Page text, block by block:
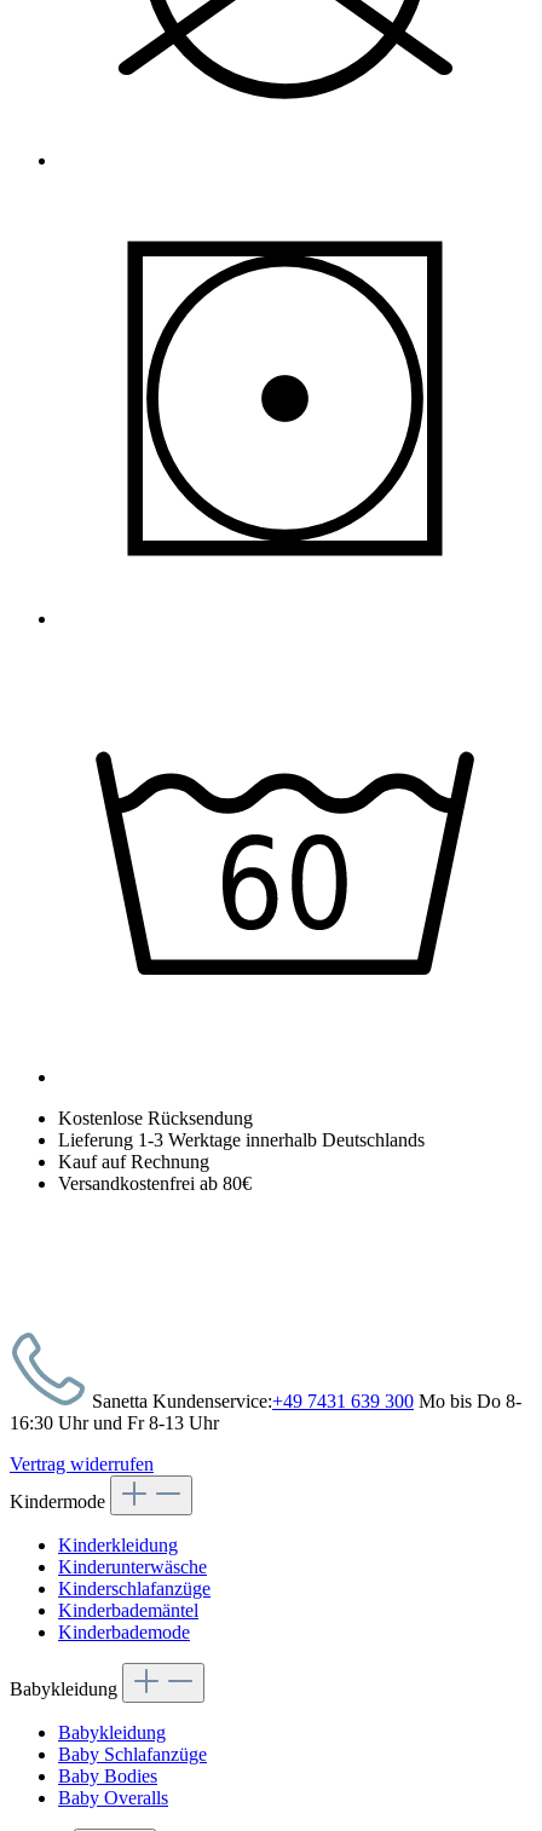
Kostenlose Rücksendung
Lieferung 1-3 Werktage innerhalb Deutschlands
Kauf auf Rechnung
Versandkostenfrei ab 80€
Sanetta Kundenservice:+49 7431 639 300 Mo bis Do 8-
16:30 Uhr und Fr 8-13 Uhr
Vertrag widerrufen
Kindermode
Kinderkleidung
Kinderunterwäsche
Kinderschlafanzüge
Kinderbademäntel
Kinderbademode
Babykleidung
Babykleidung
Baby Schlafanzüge
Baby Bodies
Baby Overalls